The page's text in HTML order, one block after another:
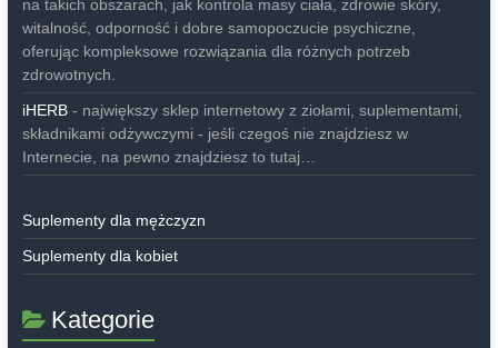
na takich obszarach, jak kontrola masy ciała, zdrowie skóry,
witalność, odporność i dobre samopoczucie psychiczne,
oferując kompleksowe rozwiązania dla różnych potrzeb
zdrowotnych.
iHERB- największy sklep internetowy z ziołami, suplementami,
składnikami odżywczymi - jeśli czegoś nie znajdziesz w
Internecie, na pewno znajdziesz to tutaj…
Suplementy dla mężczyzn
Suplementy dla kobiet
Kategorie